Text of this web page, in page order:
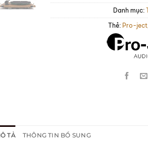
Danh mục:
Thẻ: Pro-ject
TẢ THÔNG TIN BỔ SUNG